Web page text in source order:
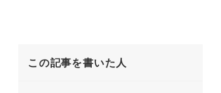
この記事を書いた人